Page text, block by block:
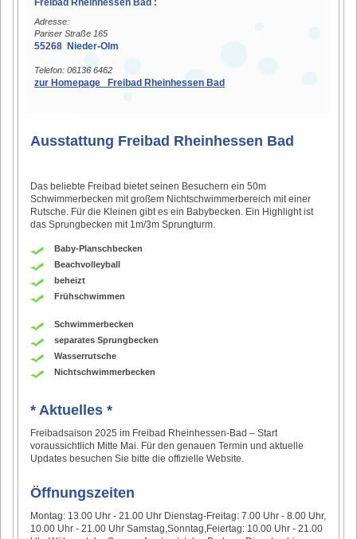
Adresse:
Pariser Straße 165
55268 Nieder-Olm
Telefon: 06136 6462
zur Homepage Freibad Rheinhessen Bad
Ausstattung Freibad Rheinhessen Bad
Das beliebte Freibad bietet seinen Besuchern ein 50m
Schwimmerbecken mit großem Nichtschwimmerbereich mit einer
Rutsche. Für die Kleinen gibt es ein Babybecken. Ein Highlight ist
das Sprungbecken mit 1m/3m Sprungturm.
Baby-Planschbecken
Beachvolleyball
beheizt
Frühschwimmen
Schwimmerbecken
separates Sprungbecken
Wasserrutsche
Nichtschwimmerbecken
* Aktuelles *
Freibadsaison 2025 im Freibad Rheinhessen-Bad – Start
voraussichtlich Mitte Mai. Für den genauen Termin und aktuelle
Updates besuchen Sie bitte die offizielle Website.
Öffnungszeiten
Montag: 13.00 Uhr - 21.00 Uhr Dienstag-Freitag: 7.00 Uhr - 8.00 Uhr,
10.00 Uhr - 21.00 Uhr Samstag,Sonntag,Feiertag: 10.00 Uhr - 21.00